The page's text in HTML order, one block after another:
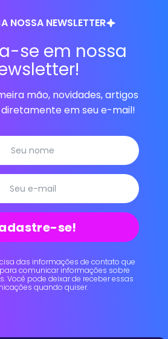
NOSSA NEWSLETTER
se em nossa
mão, novidades, artigos
em seu e-mail!
se!
das informações de contato que
comunicar informações sobre
Você pode deixar de receber essas
quando quiser.